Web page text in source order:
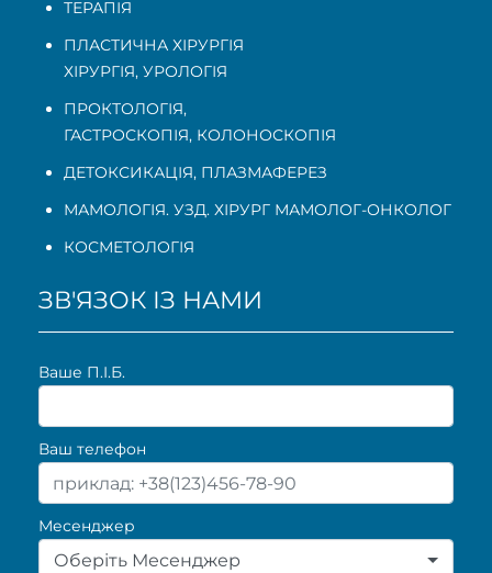
ТЕРАПІЯ
ПЛАСТИЧНА ХІРУРГІЯ
ХІРУРГІЯ, УРОЛОГІЯ
ПРОКТОЛОГІЯ,
ГАСТРОСКОПІЯ, КОЛОНОСКОПІЯ
ДЕТОКСИКАЦІЯ, ПЛАЗМАФЕРЕЗ
МАМОЛОГІЯ. УЗД. ХІРУРГ МАМОЛОГ-ОНКОЛОГ
КОСМЕТОЛОГІЯ
ЗВ'ЯЗОК ІЗ НАМИ
Ваше П.I.Б.
Ваш телефон
Месенджер
Оберіть Месенджер